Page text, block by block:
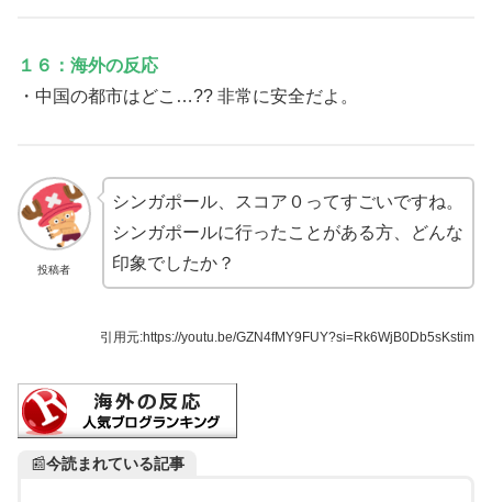
１６：海外の反応
・中国の都市はどこ…?? 非常に安全だよ。
投稿者
シンガポール、スコア０ってすごいですね。
シンガポールに行ったことがある方、どんな
印象でしたか？
引用元:https://youtu.be/GZN4fMY9FUY?si=Rk6WjB0Db5sKstim
📰今読まれている記事